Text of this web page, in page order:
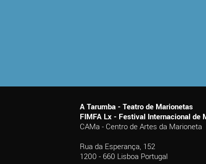
A Tarumba - Teatro de Marionetas
FIMFA Lx - Festival Internacional de
CAMa - Centro de Artes da Marioneta
Rua da Esperança, 152
1200 - 660 Lisboa Portugal